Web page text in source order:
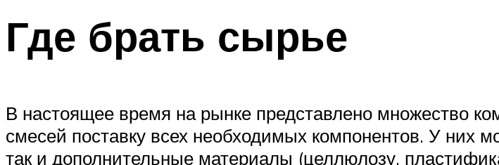
Где брать сырье
В настоящее время на рынке представлено множество
смесей поставку всех необходимых компонентов. У них
так и дополнительные материалы (целлюлозу,